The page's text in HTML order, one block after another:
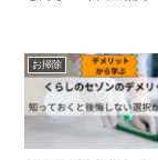
お掃除